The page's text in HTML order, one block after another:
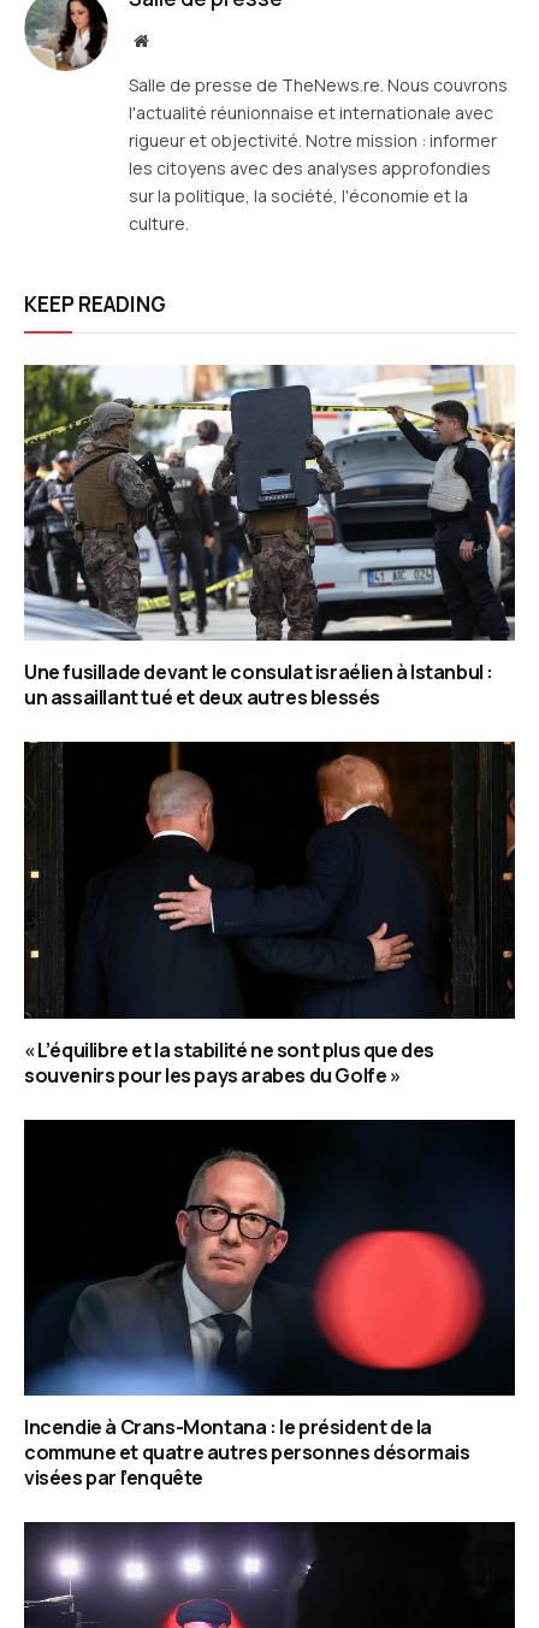
Site
Salle de presse de TheNews.re. Nous couvrons
l'actualité réunionnaise et internationale avec
rigueur et objectivité. Notre mission : informer
les citoyens avec des analyses approfondies
sur la politique, la société, l'économie et la
culture.
KEEP READING
Une fusillade devant le consulat israélien à Istanbul :
un assaillant tué et deux autres blessés
« L’équilibre et la stabilité ne sont plus que des
souvenirs pour les pays arabes du Golfe »
Incendie à Crans-Montana : le président de la
commune et quatre autres personnes désormais
visées par l’enquête